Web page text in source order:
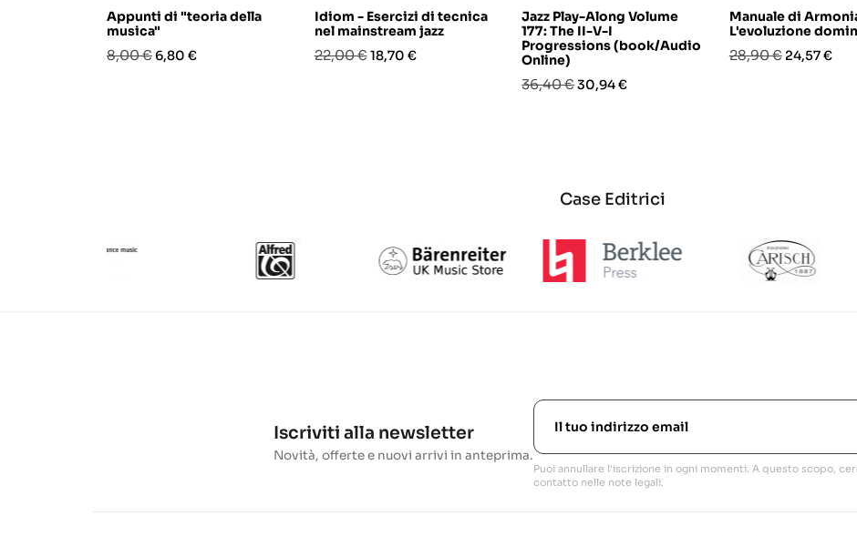
Appunti di "teoria della
musica"
Prezzo
8,00 € Prezzo
6,80 €
Idiom - Esercizi di tecnica
nel mainstream jazz
Prezzo
22,00 €Prezzo
18,70 €
Jazz Play-Along Volume
177: The II-V-I
Progressions (book/Audio
Online)
Prezzo
36,40 €Prezzo
30,94 €
Manuale di
L'evoluzione
Prezzo
28,90 € Prezzo
24,57 €
Case Editrici
Iscriviti alla newsletter
Novità, offerte e nuovi arrivi in anteprima.
Puoi annullare l'iscrizione in ogni momenti. A questo scopo,
contatto nelle note legali.